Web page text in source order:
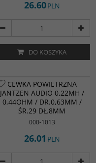
26.60PLN
DO KOSZYKA
CEWKA POWIETRZNA
JANTZEN AUDIO 0,22MH /
0,44OHM / DR.0,63MM /
ŚR.29 DŁ.8MM
000-1013
26.01 PLN